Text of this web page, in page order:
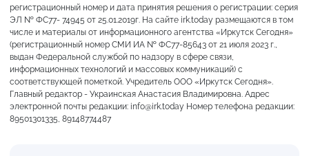
регистрационный номер и дата принятия решения о регистрации: серия
ЭЛ № ФС77- 74945 от 25.01.2019г. На сайте irk.today размещаются в том
числе и материалы от информационного агентства «Иркутск Сегодня»
(регистрационный номер СМИ ИА № ФС77-85643 от 21 июля 2023 г.,
выдан Федеральной службой по надзору в сфере связи,
информационных технологий и массовых коммуникаций) с
соответствующей пометкой. Учредитель ООО «Иркутск Сегодня».
Главный редактор - Украинская Анастасия Владимировна. Адрес
электронной почты редакции: info@irk.today Номер телефона редакции:
89501301335, 89148774487